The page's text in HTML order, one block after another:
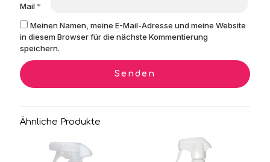
Mail *
Meinen Namen, meine E-Mail-Adresse und meine Website
in diesem Browser für die nächste Kommentierung
speichern.
Ähnliche Produkte